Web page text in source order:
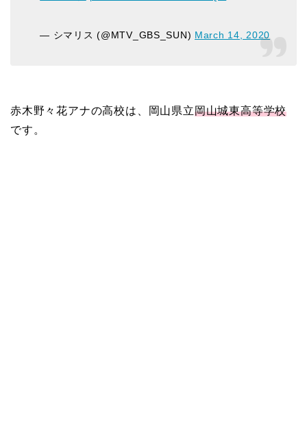
— シマリス (@MTV_GBS_SUN) March 14, 2020
赤木野々花アナの高校は、岡山県立岡山城東高等学校
です。